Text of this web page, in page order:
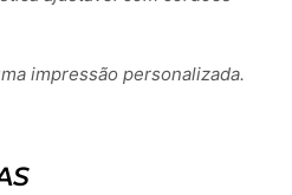
impressão personalizada.